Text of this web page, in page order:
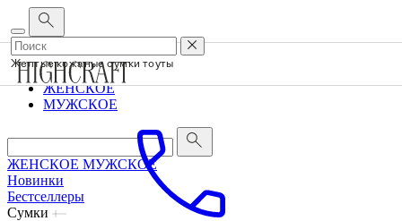
Корпоративным клиентам • О бренде
ЖЕНСКОЕ
МУЖСКОЕ
ЖЕНСКОЕ МУЖСКОЕ
Новинки
Бестселлеры
Сумки
Желтые кожаные сумки тоуты